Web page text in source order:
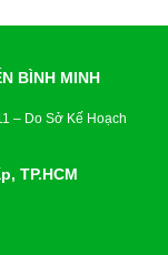
BÌNH MINH
– Do Sở Kế Hoạch
TP.HCM